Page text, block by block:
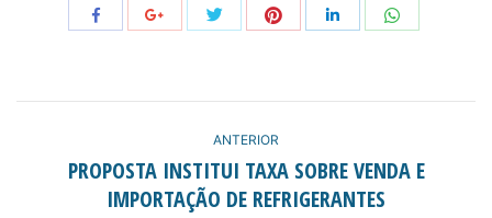
Share
Share
ANTERIOR
Post
anterior:
PROPOSTA INSTITUI TAXA SOBRE VENDA E
IMPORTAÇÃO DE REFRIGERANTES